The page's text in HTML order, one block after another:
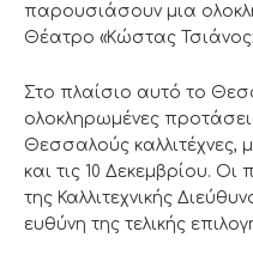
παρουσιάσουν μια
Θέατρο «Κώστας
Στο πλαίσιο αυτό το
ολοκληρωμένες
Θεσσαλούς καλλιτέχνες,
και τις 10 Δεκεμβρίου.
της Καλλιτεχνικής
ευθύνη της τελικής